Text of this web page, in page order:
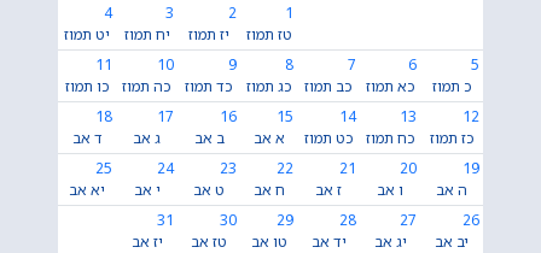
1
טז תמוז
2
יז תמוז
3
יח תמוז
4
יט תמוז
5
כ תמוז
6
כא תמוז
7
כב תמוז
8
כג תמוז
9
כד תמוז
10
כה תמוז
11
כו תמוז
12
כז תמוז
13
כח תמוז
14
כט תמוז
15
א אב
16
ב אב
17
ג אב
18
ד אב
19
ה אב
20
ו אב
21
ז אב
22
ח אב
23
ט אב
24
י אב
25
יא אב
26
יב אב
27
יג אב
28
יד אב
29
טו אב
30
טז אב
31
יז אב